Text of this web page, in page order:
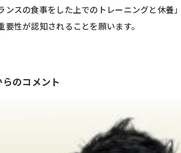
ンスの食事をした上でのトレーニングと休養
性が認知されることを願います。
のコメント